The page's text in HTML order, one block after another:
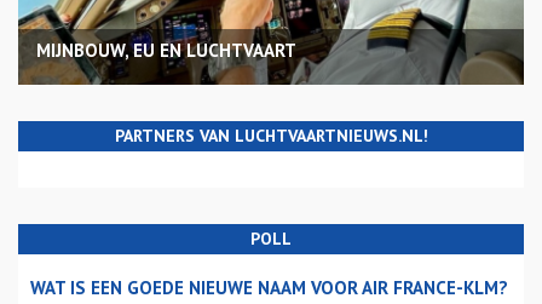
MIJNBOUW, EU EN LUCHTVAART
PARTNERS VAN LUCHTVAARTNIEUWS.NL!
POLL
WAT IS EEN GOEDE NIEUWE NAAM VOOR AIR FRANCE-KLM?